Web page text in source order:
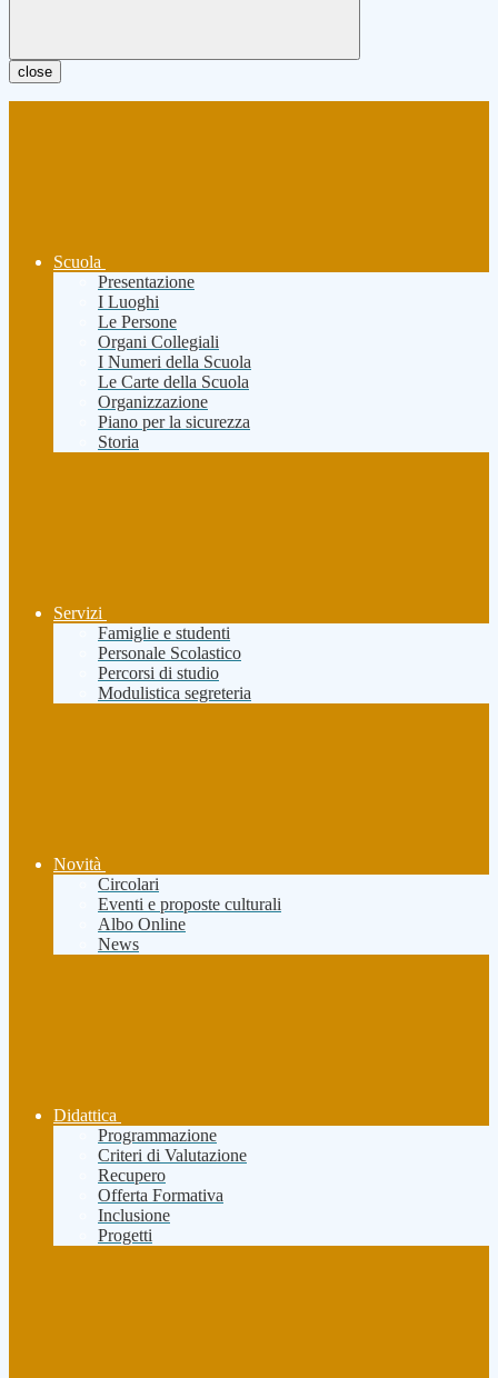
close
Scuola
Presentazione
I Luoghi
Le Persone
Organi Collegiali
I Numeri della Scuola
Le Carte della Scuola
Organizzazione
Piano per la sicurezza
Storia
Servizi
Famiglie e studenti
Personale Scolastico
Percorsi di studio
Modulistica segreteria
Novità
Circolari
Eventi e proposte culturali
Albo Online
News
Didattica
Programmazione
Criteri di Valutazione
Recupero
Offerta Formativa
Inclusione
Progetti